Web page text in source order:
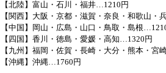
【北陸】富山・石川・福井…1210円
【関西】大阪・京都・滋賀・奈良・和歌山・
【中国】岡山・広島・山口・鳥取・島根
【四国】香川・徳島・愛媛・高知…1320円
【九州】福岡・佐賀・長崎・大分・熊本・宮
【沖縄】沖縄…1760円